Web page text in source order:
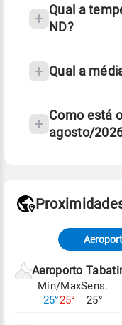
Qual a
ND?
Qual a
Como está
agosto/
Fonte: dados
meteorológicas
de Tempo e
Para obter mais
Aeroporto
Mín/Max
25°25°
Sens.
25°